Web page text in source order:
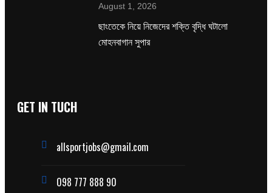
August 1, 2026
ছাংতেকে নিয়ে নিজেদের শক্তি বৃদ্ধি ঘটালো
মোহনবাগান সুপার
GET IN TUCH
allsportjobs@gmail.com
098 777 888 90